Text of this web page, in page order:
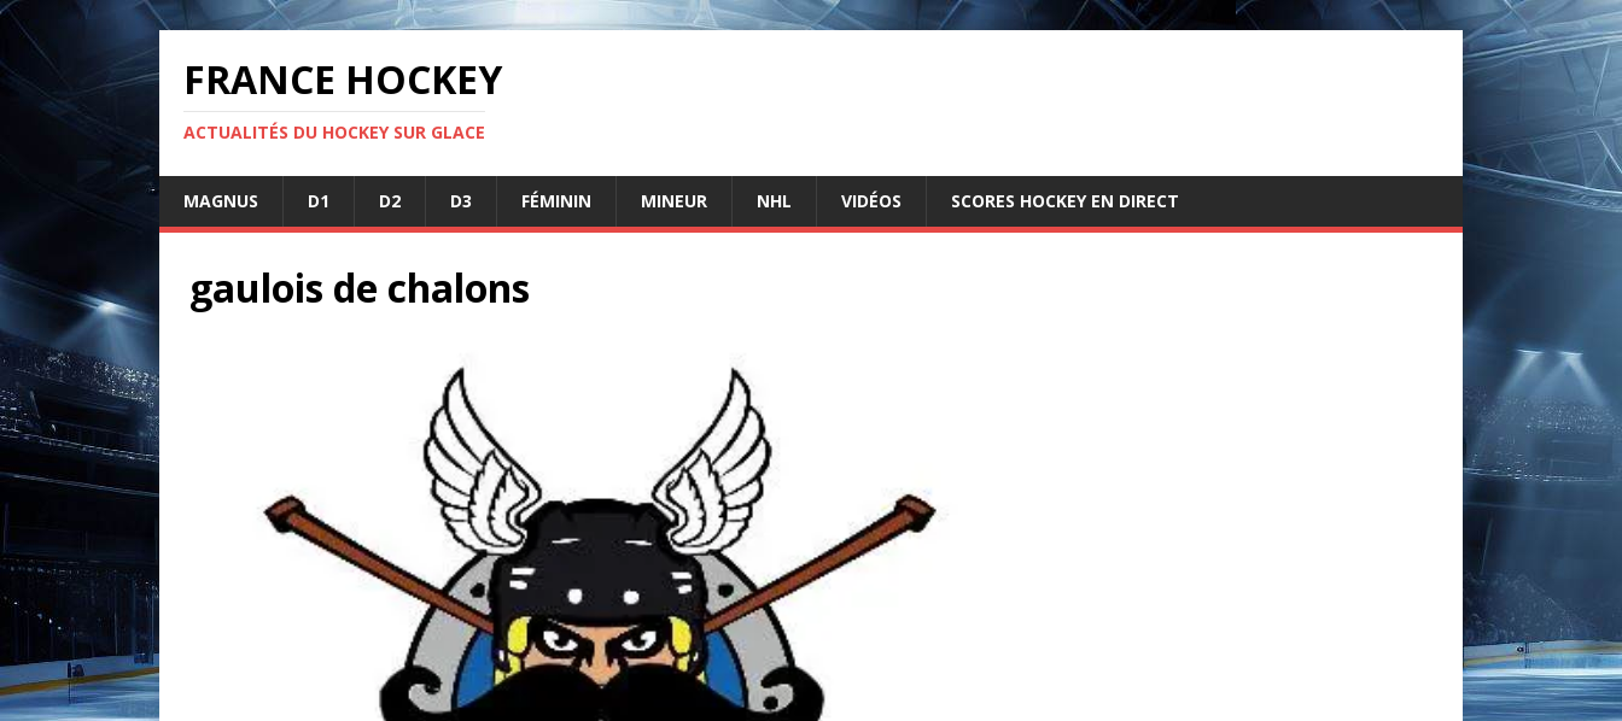
FRANCE HOCKEY
ACTUALITÉS DU HOCKEY SUR GLACE
MAGNUS D1 D2 D3 FÉMININ MINEUR NHL VIDÉOS SCORES HOCKEY EN DIRECT
gaulois de chalons